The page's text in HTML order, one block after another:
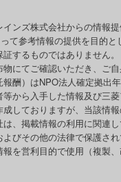
ンズ株式会社からの情報提
て参考情報の提供を目的
するものではありません。
にてご確認いただき、ご
酬）はNPO法人確定拠出
から入手した情報及び
しておりますが、当該情
、掲載情報の利用に関連
びその他の法律で保護され
を営利目的で使用（複製